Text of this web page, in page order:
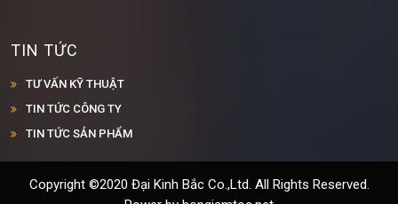
TƯ VẤN KỸ THUẬT
TIN TỨC CÔNG TY
TIN TỨC SẢN PHẨM
Copyright ©2020 Đại Kinh Bắc Co.,Ltd. All Rights Reserved.
Power by hopgiamtoc.net